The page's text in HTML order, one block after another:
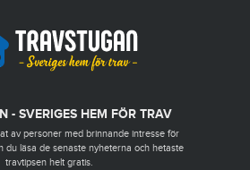
- SVERIGES HEM FÖR TRAV
av personer med brinnande intresse för
du läsa de senaste nyheterna och hetaste
travtipsen helt gratis.